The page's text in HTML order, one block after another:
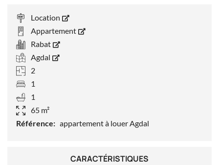
Location
Appartement
Rabat
Agdal
2
1
1
65 m²
Référence: appartement à louer Agdal
CARACTÉRISTIQUES